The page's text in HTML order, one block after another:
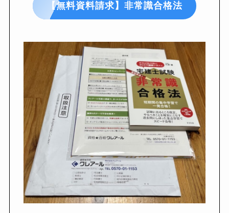
【無料資料請求】非常識合格法